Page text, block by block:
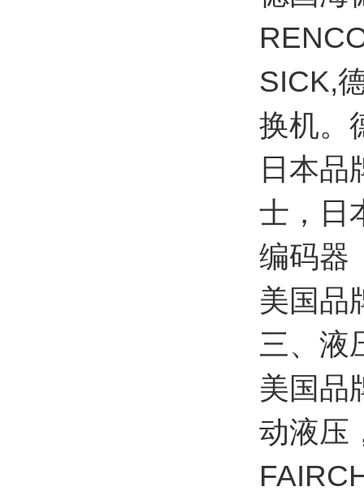
SICK,
换机。
日本品
士，日
编码器
美国品
三、液
美国品
动液压